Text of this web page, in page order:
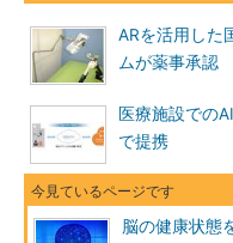
ARを活用した
ムが薬事承認
医療施設での
で提携
脳の健康状態